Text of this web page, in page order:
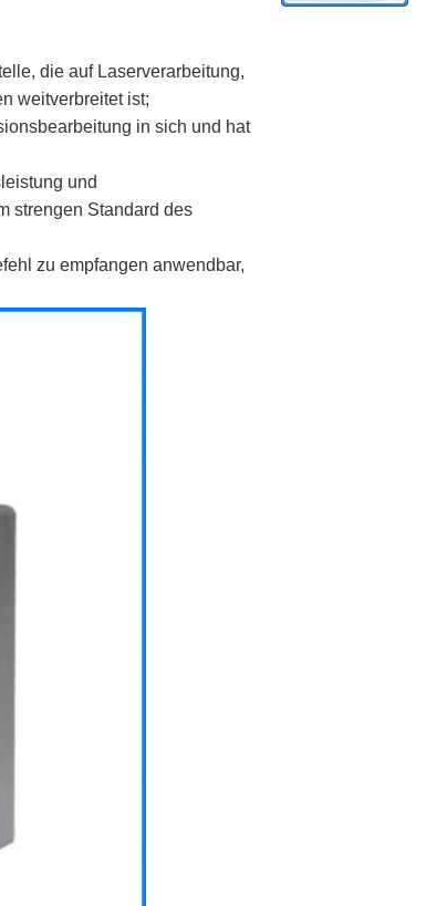
die auf Laserverarbeitung,
weitverbreitet ist;
in sich und hat
und
strengen Standard des
zu empfangen anwendbar,